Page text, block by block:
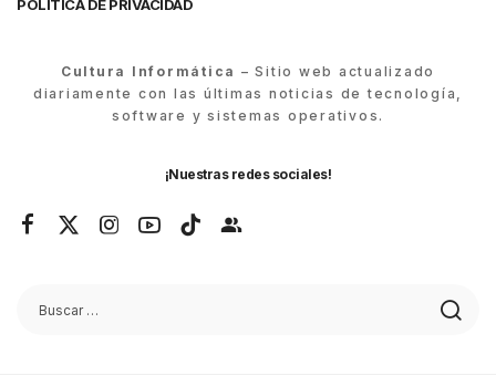
POLITICA DE PRIVACIDAD
Cultura Informática – Sitio web actualizado
diariamente con las últimas noticias de tecnología,
software y sistemas operativos.
¡Nuestras redes sociales!